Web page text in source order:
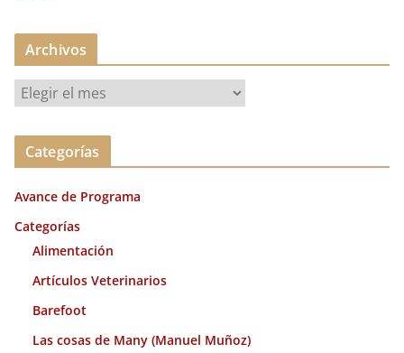
Archivos
r
c
v
o
Categorías
Avance de Programa
Categorías
Alimentación
Artículos Veterinarios
Barefoot
Las cosas de Many (Manuel Muñoz)